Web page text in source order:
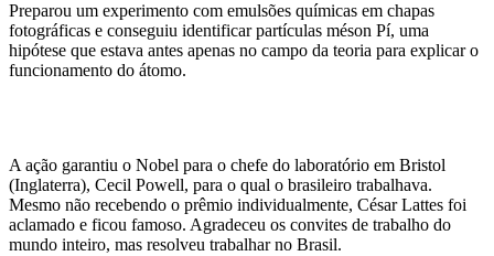
Preparou um experimento com emulsões químicas em chapas
fotográficas e conseguiu identificar partículas méson Pí, uma
hipótese que estava antes apenas no campo da teoria para explicar o
funcionamento do átomo.
A ação garantiu o Nobel para o chefe do laboratório em Bristol
(Inglaterra), Cecil Powell, para o qual o brasileiro trabalhava.
Mesmo não recebendo o prêmio individualmente, César Lattes foi
aclamado e ficou famoso. Agradeceu os convites de trabalho do
mundo inteiro, mas resolveu trabalhar no Brasil.